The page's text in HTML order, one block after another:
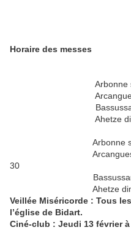
Horaire des messes
Arbonne samedi à
Arcangues
Bassussarry
Ahetze dimanche
Arbonne samedi à
Arcangues
30
Bassussarry
Ahetze dimanche
Veillée Miséricorde : Tous
l’église de Bidart.
Ciné-club : Jeudi 13 février